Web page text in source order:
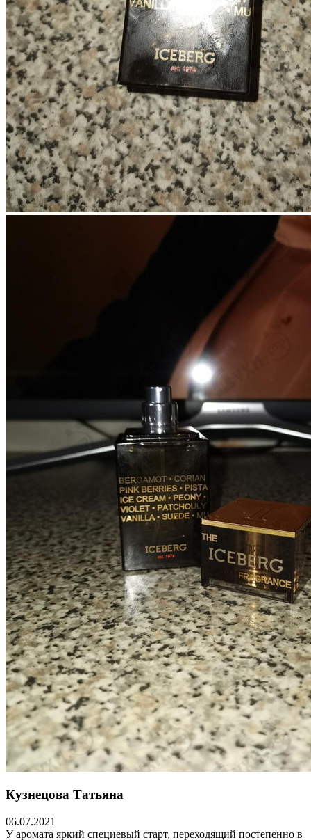
Кузнецова Татьяна
06.07.2021
У аромата яркий специевый старт, переходящий постепенно в